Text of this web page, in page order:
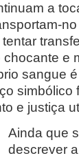
a
chocante e
sangue
simbólico
e justiça
Ainda que
descrever